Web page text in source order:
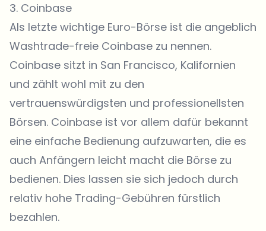
3. Coinbase
Als letzte wichtige Euro-Börse ist die angeblich
Washtrade-freie Coinbase zu nennen.
Coinbase sitzt in San Francisco, Kalifornien
und zählt wohl mit zu den
vertrauenswürdigsten und professionellsten
Börsen. Coinbase ist vor allem dafür bekannt
eine einfache Bedienung aufzuwarten, die es
auch Anfängern leicht macht die Börse zu
bedienen. Dies lassen sie sich jedoch durch
relativ hohe Trading-Gebühren fürstlich
bezahlen.